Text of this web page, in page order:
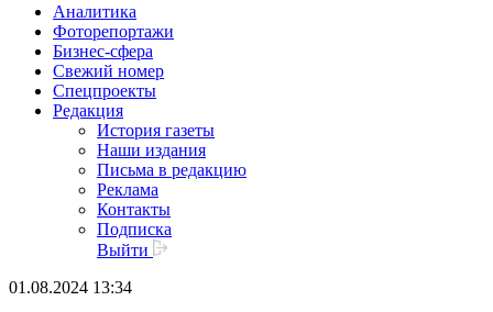
Аналитика
Фоторепортажи
Бизнес-сфера
Свежий номер
Спецпроекты
Редакция
История газеты
Наши издания
Письма в редакцию
Реклама
Контакты
Подписка
Выйти
01.08.2024 13:34